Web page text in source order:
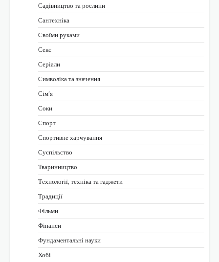
Садівництво та рослини
Сантехніка
Своїми руками
Секс
Серіали
Символіка та значення
Сім’я
Соки
Спорт
Спортивне харчування
Суспільство
Тваринництво
Технології, техніка та гаджети
Традиції
Фільми
Фінанси
Фундаментальні науки
Хобі